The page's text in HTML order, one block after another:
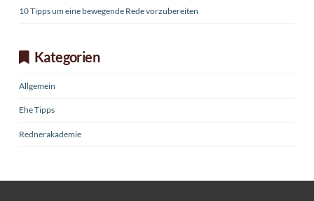
10 Tipps um eine bewegende Rede vorzubereiten
Kategorien
Allgemein
Ehe Tipps
Rednerakademie